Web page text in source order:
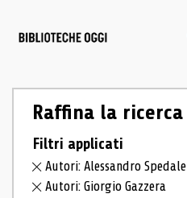
Raffina la ricerca
Filtri applicati
Autori: Alessandro Spedale
Autori: Giorgio Gazzera